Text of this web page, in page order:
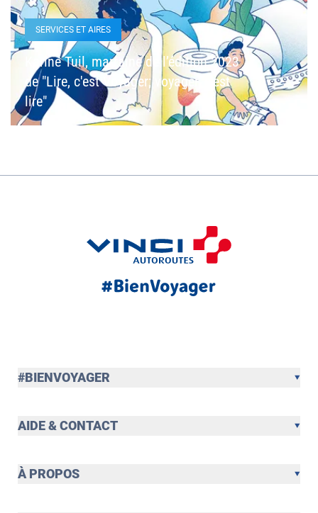
SERVICES ET AIRES
Karine Tuil, marraine de l’édition 2023
de "Lire, c'est Voyager; voyager, c'est
lire"
#BIENVOYAGER
AIDE & CONTACT
À PROPOS